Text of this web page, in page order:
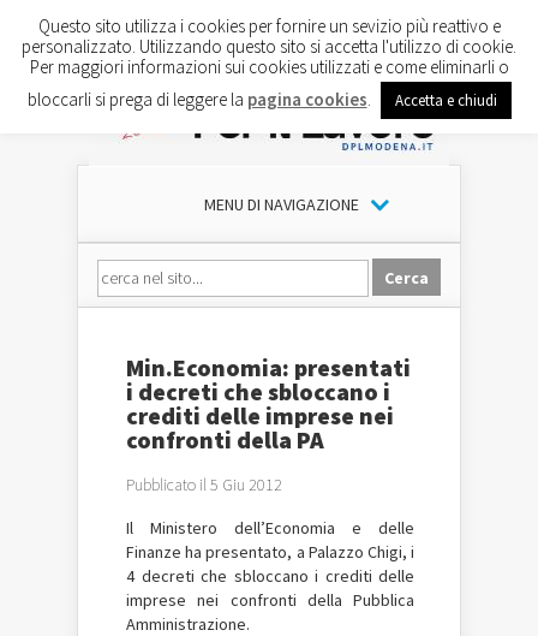
MENU DI NAVIGAZIONE
Min.Economia: presentati
i decreti che sbloccano i
crediti delle imprese nei
confronti della PA
Pubblicato il 5 Giu 2012
Il Ministero dell’Economia e delle
Finanze ha presentato, a Palazzo Chigi, i
4 decreti che sbloccano i crediti delle
imprese nei confronti della Pubblica
Amministrazione.
Questo sito utilizza i cookies per fornire un sevizio più reattivo e
personalizzato. Utilizzando questo sito si accetta l'utilizzo di cookie.
Per maggiori informazioni sui cookies utilizzati e come eliminarli o
bloccarli si prega di leggere la pagina cookies Accetta e chiudi